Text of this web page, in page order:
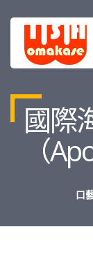
國際
（
口